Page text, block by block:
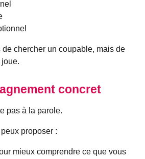
de chercher un coupable, mais de
concret
pas à la parole.
proposer :
mieux comprendre ce que vous